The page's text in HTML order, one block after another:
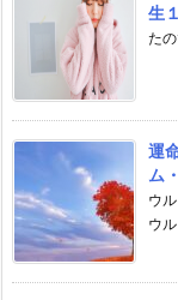
生１
た
運
ム
ウ
ウ